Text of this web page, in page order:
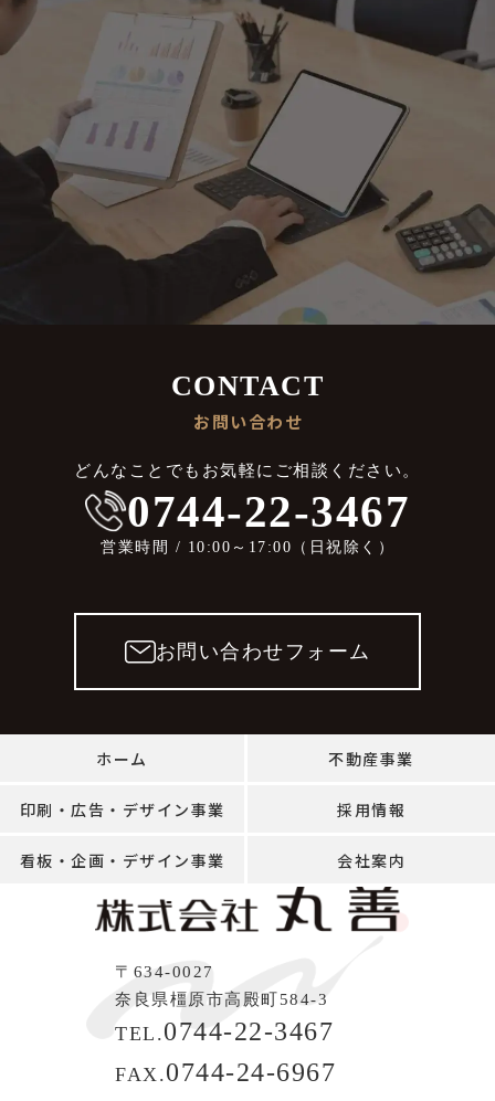
CONTACT
お問い合わせ
どんなことでもお気軽にご相談ください。
0744-22-3467
営業時間 / 10:00～17:00（日祝除く）
お問い合わせフォーム
ホーム
印刷・広告・デザイン事業
看板・企画・デザイン事業
不動産事業
採用情報
会社案内
〒634-0027
奈良県橿原市高殿町584-3
TEL.0744-22-3467
FAX.0744-24-6967